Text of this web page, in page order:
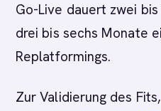
Go-Live dauert zwei
drei bis sechs Monate
Replatformings.
Zur Validierung des Fits,